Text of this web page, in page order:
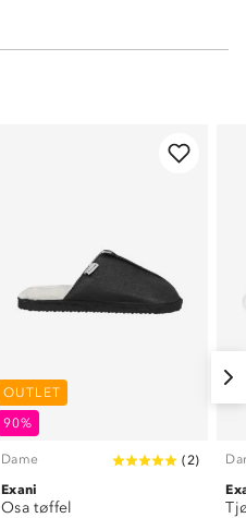
OUTLET
90%
Dame ( 2)
Exani
Osa tøffel